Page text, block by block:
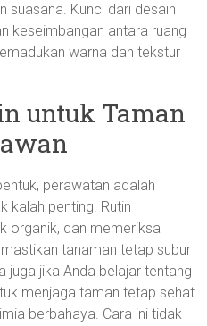
suasana. Kunci dari desain
keseimbangan antara ruang
warna dan tekstur
untuk Taman
perawatan adalah
kalah penting. Rutin
organik, dan memeriksa
tanaman tetap subur
juga jika Anda belajar tentang
menjaga taman tetap sehat
berbahaya. Cara ini tidak